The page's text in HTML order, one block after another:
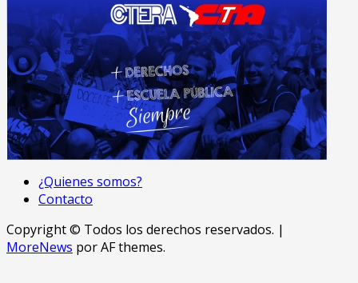
¿Quienes somos?
Contacto
Copyright © Todos los derechos reservados. |
MoreNews por AF themes.